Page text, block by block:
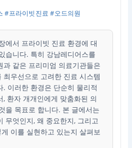
#프라이빗진료 #오드의원
에서 프라이빗 진료 환경에 대
습니다. 특히 강남레디어스를
과 같은 프리미엄 의료기관들은
최우선으로 고려한 진료 시스템
. 이러한 환경은 단순히 물리적
, 환자 개개인에게 맞춤화된 의
을 목표로 합니다. 본 글에서는
무엇인지, 왜 중요한지, 그리고
이를 실현하고 있는지 살펴보